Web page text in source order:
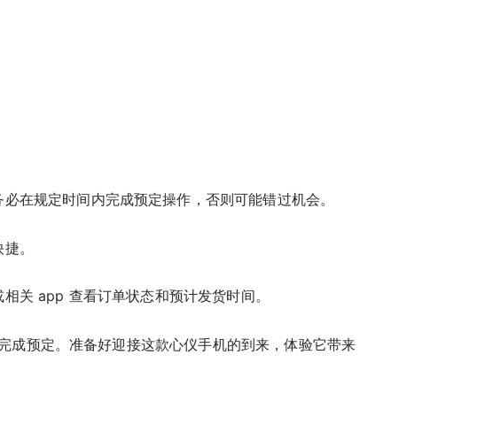
在规定时间内完成预定操作，否则可能错过机会。
。
关 app 查看订单状态和预计发货时间。
预定。准备好迎接这款心仪手机的到来，体验它带来